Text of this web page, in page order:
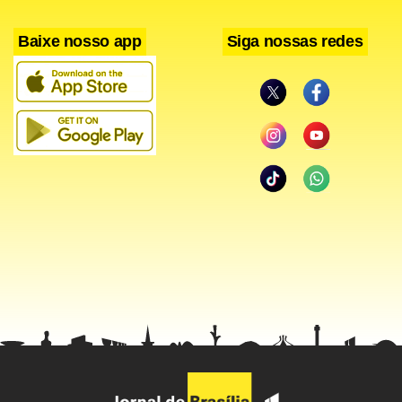
Martins, de 27, vieram de Angra dos Reis para ver Rihanna
e Sam Smith. Na verdade, Marques conta que ele não faz
questão de assistir ao pop exibido no Palco Mundo. “Vim
Baixe nosso app Siga nossas redes